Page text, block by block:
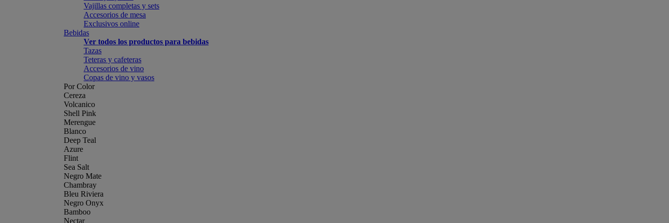
Vajillas completas y sets
Accesorios de mesa
Exclusivos online
Bebidas
Ver todos los productos para bebidas
Tazas
Teteras y cafeteras
Accesorios de vino
Copas de vino y vasos
Por Color
Cereza
Volcanico
Shell Pink
Merengue
Blanco
Deep Teal
Azure
Flint
Sea Salt
Negro Mate
Chambray
Bleu Riviera
Negro Onyx
Bamboo
Nectar